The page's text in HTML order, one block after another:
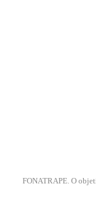
FONATRAPE. O